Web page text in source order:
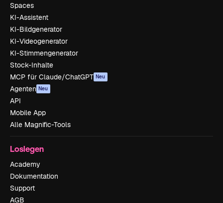
Spaces
KI-Assistent
KI-Bildgenerator
KI-Videogenerator
KI-Stimmengenerator
Stock-Inhalte
MCP für Claude/ChatGPT Neu
Agenten Neu
API
Mobile App
Alle Magnific-Tools
Loslegen
Academy
Dokumentation
Support
AGB